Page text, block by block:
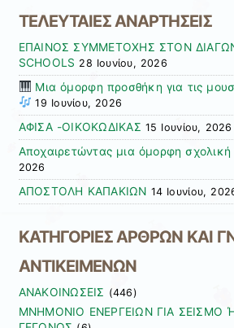
ΤΕΛΕΥΤΑΙΕΣ ΑΝΑΡΤΗΣΕΙΣ
ΕΠΑΙΝΟΣ ΣΥΜΜΕΤΟΧΗΣ ΣΤΟΝ
SCHOOLS 28 Ιουνίου, 2026
Μια όμορφη προσθήκη για τις
19 Ιουνίου, 2026
ΑΦΙΣΑ -ΟΙΚΟΚΩΔΙΚΑΣ 15 Ιουνίου, 2026
Αποχαιρετώντας μια όμορφη σχολική
2026
ΑΠΟΣΤΟΛΗ ΚΑΠΑΚΙΩΝ 14 Ιουνίου,
ΚΑΤΗΓΟΡΙΕΣ ΑΡΘΡΩΝ ΚΑΙ
ΑΝΤΙΚΕΙΜΕΝΩΝ
ΑΝΑΚΟΙΝΩΣΕΙΣ (446)
ΜΝΗΜΟΝΙΟ ΕΝΕΡΓΕΙΩΝ ΓΙΑ ΣΕΙΣΜΟ